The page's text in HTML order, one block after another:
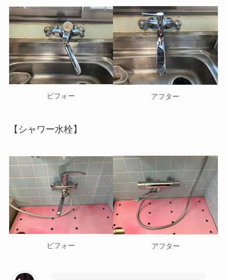
ビフォー アフター
【シャワー水栓】
ビフォー アフター